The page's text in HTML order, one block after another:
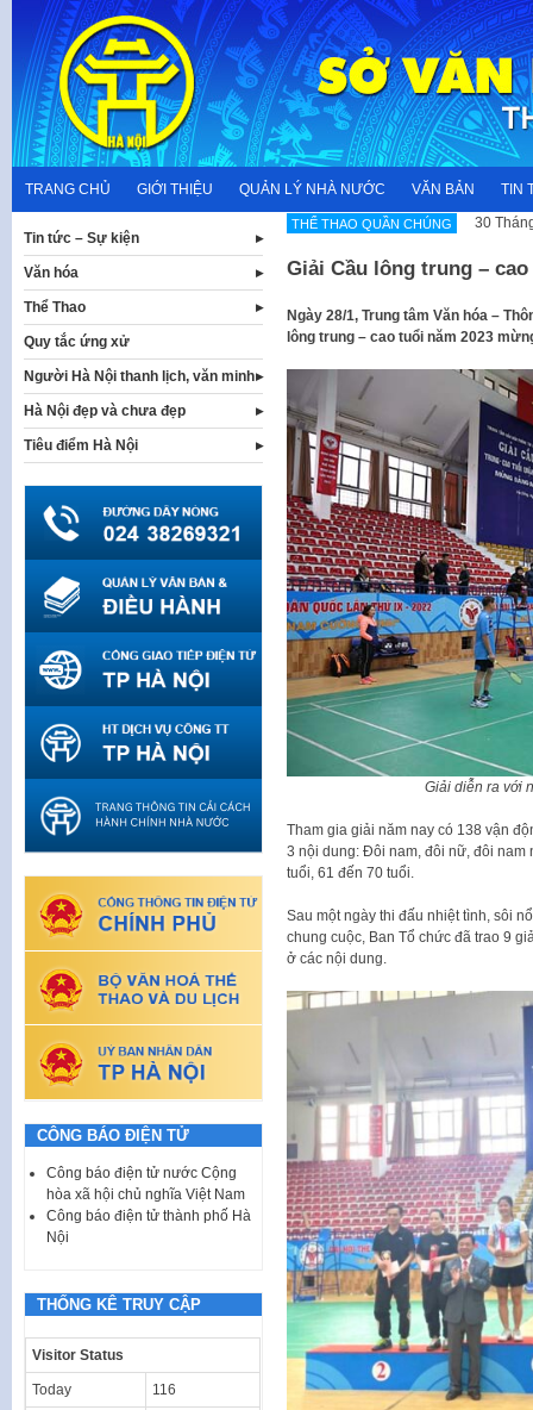
content
TRANG CHỦ GIỚI THIỆU QUẢN LÝ NHÀ NƯỚC VĂN BẢN TIN
THỂ THAO QUẦN CHÚNG 30
Giải Cầu lông trung –
Ngày 28/1, Trung tâm Văn hóa –
lông trung – cao tuổi năm 2023
Giải diễn ra với
Tham gia giải năm nay có 138 vận
3 nội dung: Đôi nam, đôi nữ, đôi nam
tuổi, 61 đến 70 tuổi.
Sau một ngày thi đấu nhiệt tình, sôi
chung cuộc, Ban Tổ chức đã trao 9
ở các nội dung.
Tin tức – Sự kiện
Văn hóa
Thể Thao
Quy tắc ứng xử
Người Hà Nội thanh lịch, văn minh
Hà Nội đẹp và chưa đẹp
Tiêu điểm Hà Nội
CÔNG BÁO ĐIỆN TỬ
Công báo điện tử nước Cộng
hòa xã hội chủ nghĩa Việt Nam
Công báo điện tử thành phố Hà
Nội
THỐNG KÊ TRUY CẬP
Visitor Status
Today 116